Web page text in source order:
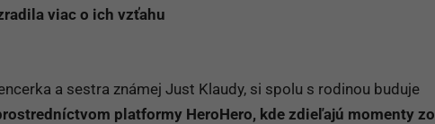
viac o ich vzťahu
a sestra známej Just Klaudy, si spolu s rodinou buduje
platformy HeroHero, kde zdieľajú momenty zo